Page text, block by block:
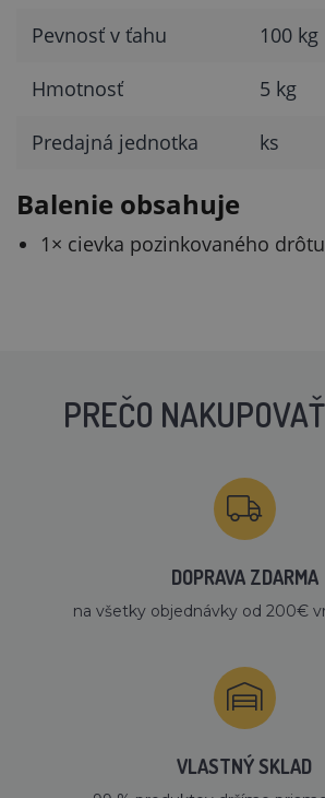
Pevnosť v ťahu 100 kg
Hmotnosť 5 kg
Predajná jednotka ks
Balenie obsahuje
1× cievka pozinkovaného
PREČO
DOPRAVA ZDARMA
na všetky objednávky od 200€
VLASTNÝ SKLAD